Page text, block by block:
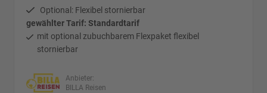
Optional: Flexibel stornierbar
gewählter Tarif: Standardtarif
mit optional zubuchbarem Flexpaket flexibel
stornierbar
Anbieter:
BILLA Reisen